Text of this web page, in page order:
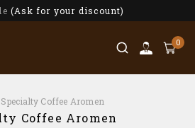
(Ask for your discount)
0
Specialty Coffee Aromen
Coffee Aromen